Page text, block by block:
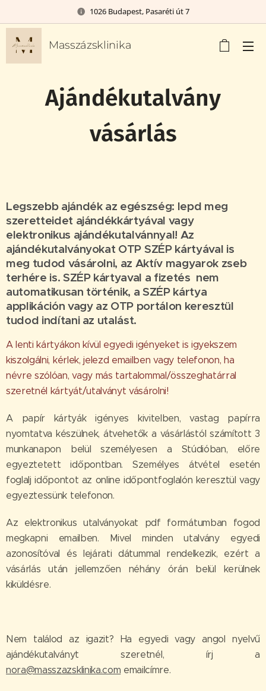
1026 Budapest, Pasaréti út 7
Masszázsklinika
Ajándékutalvány
vásárlás
Legszebb ajándék az egészség: lepd meg
szeretteidet ajándékkártyával vagy
elektronikus ajándékutalvánnyal! Az
ajándékutalványokat OTP SZÉP kártyával is
meg tudod vásárolni, az Aktív magyarok zseb
terhére is. SZÉP kártyaval a fizetés nem
automatikusan történik, a SZÉP kártya
applikáción vagy az OTP portálon keresztül
tudod indítani az utalást.
A lenti kártyákon kívül egyedi igényeket is igyekszem
kiszolgálni, kérlek, jelezd emailben vagy telefonon, ha
névre szólóan, vagy más tartalommal/összeghatárral
szeretnél kártyát/utalványt vásárolni!
A papír kártyák igényes kivitelben, vastag papírra
nyomtatva készülnek, átvehetők a vásárlástól számított 3
munkanapon belül személyesen a Stúdióban, előre
egyeztetett időpontban. Személyes átvétel esetén
foglalj időpontot az online időpontfoglalón keresztül vagy
egyeztessünk telefonon.
Az elektronikus utalványokat pdf formátumban fogod
megkapni emailben. Mivel minden utalvány egyedi
azonosítóval és lejárati dátummal rendelkezik, ezért a
vásárlás után jellemzően néhány órán belül kerülnek
kiküldésre.
Nem találod az igazit? Ha egyedi vagy angol nyelvű
ajándékutalványt szeretnél, írj a
nora@masszazsklinika.com emailcímre.